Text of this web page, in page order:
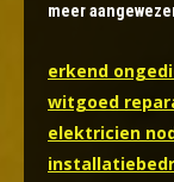
meer
erkend
witgoed
elektricien